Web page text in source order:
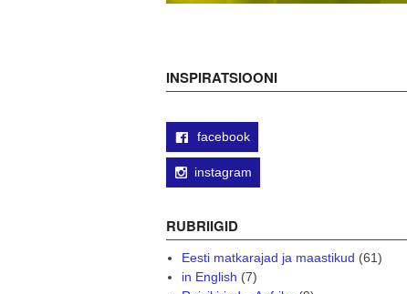
INSPIRATSIOONI
facebook
instagram
RUBRIIGID
Eesti matkarajad ja maastikud (61)
in English (7)